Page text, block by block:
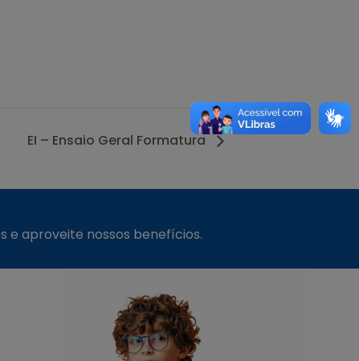
EI – Ensaio Geral Formatura
e aproveite nossos benefícios.